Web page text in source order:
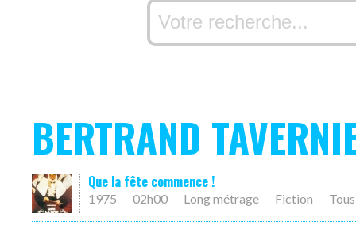
BERTRAND
Que la fête commence !
1975 02h00 Long métrage Fiction